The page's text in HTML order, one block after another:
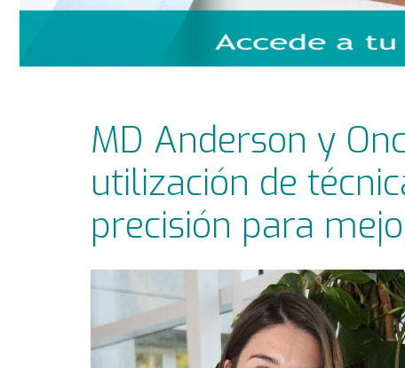
MD Anderson y
utilización de
precisión para